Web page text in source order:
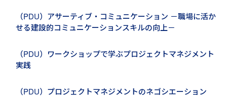
（PDU）アサーティブ・コミュニケーション －職場に活か
せる建設的コミュニケーションスキルの向上－
（PDU）ワークショップで学ぶプロジェクトマネジメント
実践
（PDU）プロジェクトマネジメントのネゴシエーション